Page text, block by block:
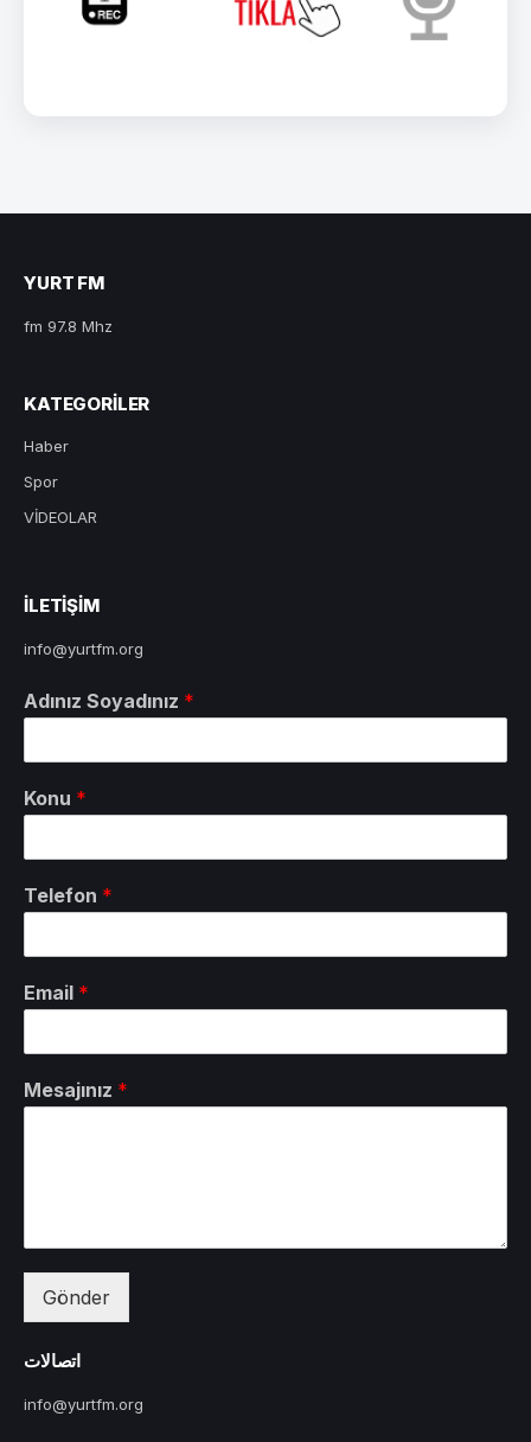
YURT FM
fm 97.8 Mhz
KATEGORILER
Haber
Spor
VİDEOLAR
ILETIŞIM
info@yurtfm.org
Adınız Soyadınız *
Konu *
Telefon *
Email *
Mesajınız *
Gönder
اتصالات
info@yurtfm.org